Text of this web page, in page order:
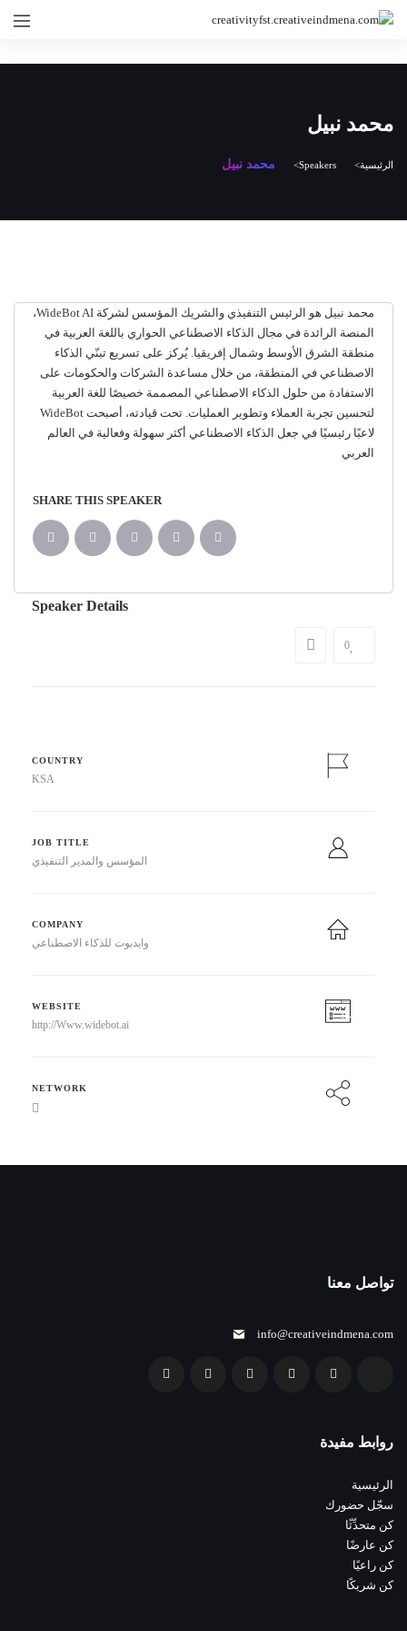
محمد نبيل
الرئيسية Speakers محمد نبيل
محمد نبيل هو الرئيس التنفيذي والشريك المؤسس لشركة WideBot AI،
المنصة الرائدة في مجال الذكاء الاصطناعي الحواري باللغة العربية في
منطقة الشرق الأوسط وشمال إفريقيا. يُركز على تسريع تبنّي الذكاء
الاصطناعي في المنطقة، من خلال مساعدة الشركات والحكومات على
الاستفادة من حلول الذكاء الاصطناعي المصممة خصيصًا للغة العربية
لتحسين تجربة العملاء وتطوير العمليات. تحت قيادته، أصبحت WideBot
لاعبًا رئيسيًا في جعل الذكاء الاصطناعي أكثر سهولة وفعالية في العالم
العربي
SHARE THIS SPEAKER
Speaker Details
0
COUNTRY
KSA
JOB TITLE
المؤسس والمدير التنفيذي
COMPANY
وايدبوت للذكاء الاصطناعي
WEBSITE
http://Www.widebot.ai
NETWORK
تواصل معنا
info@creativeindmena.com
روابط مفيدة
الرئيسية
سجّل حضورك
كن متحدِّثًا
كن عارضًا
كن راعيًا
كن شريكًا